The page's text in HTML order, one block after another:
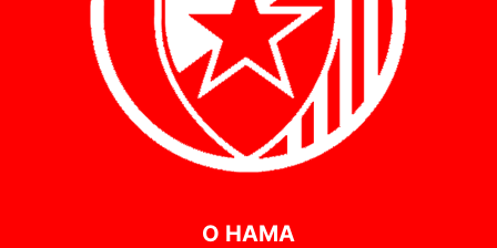
О НАМА